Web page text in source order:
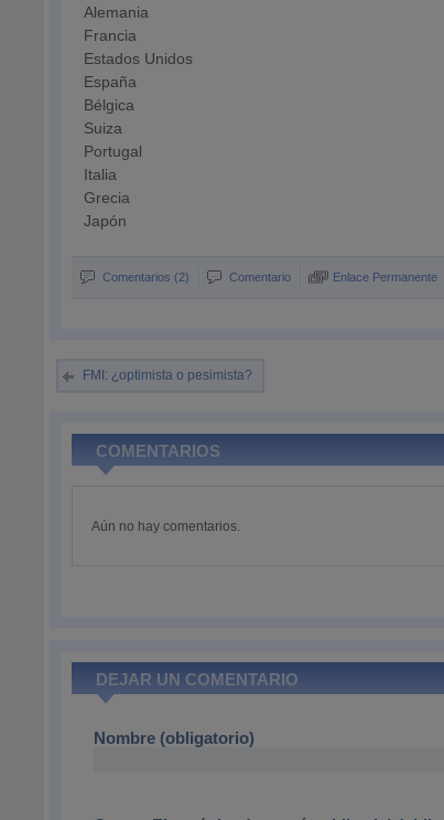
Alemania
Francia
Estados Unidos
España
Bélgica
Suiza
Portugal
Italia
Grecia
Japón
Comentarios (2) Comentario Enlace Permanente
FMI: ¿optimista o pesimista?
COMENTARIOS
Aún no hay comentarios.
DEJAR UN COMENTARIO
Nombre (obligatorio)